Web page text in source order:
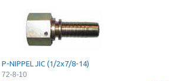
P-NIPPEL JIC (1/2x7/8-14)
72-8-10